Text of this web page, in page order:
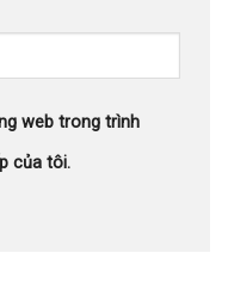
web trong trình
của tôi.